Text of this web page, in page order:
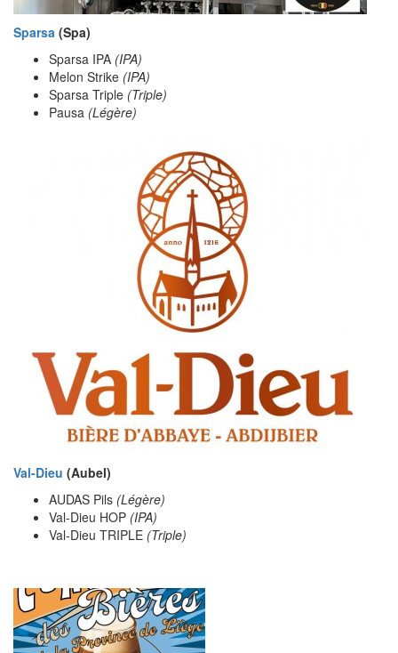
Sparsa (Spa)
Sparsa IPA (IPA)
Melon Strike (IPA)
Sparsa Triple (Triple)
Pausa (Légère)
Val-Dieu (Aubel)
AUDAS Pils (Légère)
Val-Dieu HOP (IPA)
Val-Dieu TRIPLE (Triple)